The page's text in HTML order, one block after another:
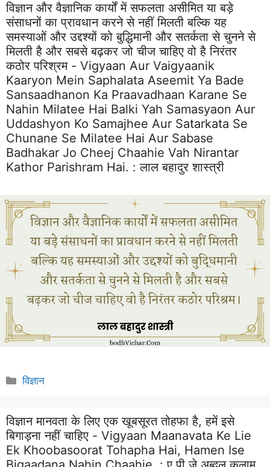
विज्ञान और वैज्ञानिक कार्यों में सफलता असीमित या बड़े
संसाधनों का प्रावधान करने से नहीं मिलती बल्कि यह
समस्याओं और उद्दश्यों को बुद्धिमानी और सतर्कता से चुनने से
मिलती है और सबसे बढ़कर जो चीज चाहिए वो है निरंतर
कठोर परिश्रम - Vigyaan Aur Vaigyaanik
Kaaryon Mein Saphalata Aseemit Ya Bade
Sansaadhanon Ka Praavadhaan Karane Se
Nahin Milatee Hai Balki Yah Samasyaon Aur
Uddashyon Ko Samajhee Aur Satarkata Se
Chunane Se Milatee Hai Aur Sabase
Badhakar Jo Cheej Chaahie Vah Nirantar
Kathor Parishram Hai. :लाल बहादुर शास्त्री
Categories
विज्ञान
विज्ञान मानवता के लिए एक खूबसूरत तोहफा है, हमें इसे
बिगाड़ना नहीं चाहिए - Vigyaan Maanavata Ke Lie
Ek Khoobasoorat Tohapha Hai, Hamen Ise